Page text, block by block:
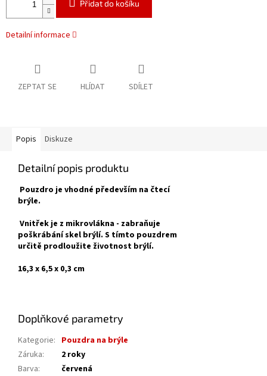
Přidat do košíku
Detailní informace
ZEPTAT SE HLÍDAT SDÍLET
Popis Diskuze
Detailní popis produktu
Pouzdro je vhodné především na čtecí
brýle.
Vnitřek je z mikrovlákna - zabraňuje
poškrábání skel brýlí. S tímto pouzdrem
určitě prodloužite životnost brýlí.
16,3 x 6,5 x 0,3 cm
Doplňkové parametry
Kategorie: Pouzdra na brýle
Záruka:
2 roky
Barva:
červená